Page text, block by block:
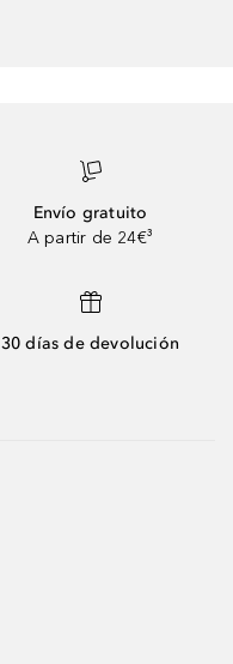
Envío gratuito
A partir de 24€³
30 días de devolución